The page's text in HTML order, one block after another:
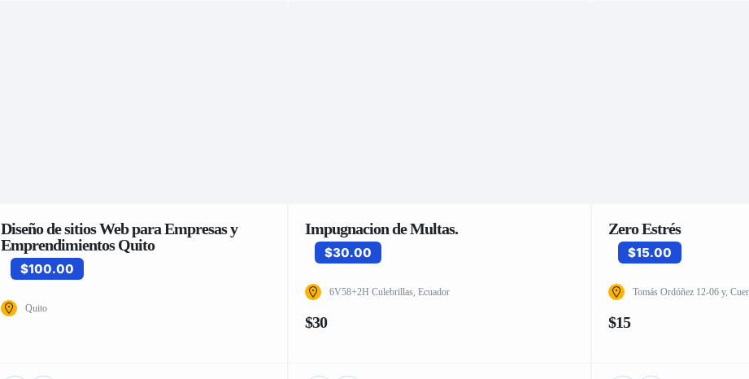
Diseño de sitios Web para Empresas y
Emprendimientos Quito
$100.00
Quito
Impugnacion de Multas.
$30.00
6V58+2H Culebrillas, Ecuador
$30
Zero Estrés
$15.00
Tomás Ordóñez 12-06 y,
$15